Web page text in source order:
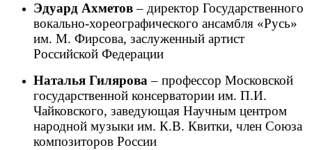
Эдуард Ахметов– директор Государственного
вокально-хореографического ансамбля «Русь»
им. М. Фирсова, заслуженный артист
Российской Федерации
Наталья Гилярова– профессор Московской
государственной консерватории им. П.И.
Чайковского, заведующая Научным центром
народной музыки им. К.В. Квитки, член Союза
композиторов России